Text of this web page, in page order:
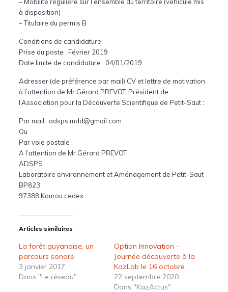
à disposition)
– Titulaire du permis B
Conditions de candidature
Prise du poste : Février 2019
Date limite de candidature : 04/01/2019
Adresser (de préférence par mail) CV et lettre de motivation
à l’attention de Mr Gérard PREVOT, Président de
l’Association pour la Découverte Scientifique de Petit-Saut :
Par mail : adsps.mdd@gmail.com
Ou
Par voie postale :
A l’attention de Mr Gérard PREVOT
ADSPS
Laboratoire environnement et Aménagement de Petit-Saut
BP823
97388 Kourou cedex
Articles similaires
La forêt guyanaise, un
parcours sonore
3 janvier 2017
Dans "Le réseau"
Option Innovation –
Journée découverte à la
KazLab le 16 octobre
22 septembre 2020
Dans "KazActus"